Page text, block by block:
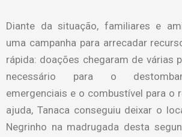
Diante da situação, familiares e
uma campanha para arrecadar
rápida: doações chegaram de várias
necessário para o
emergenciais e o combustível para o
ajuda, Tanaca conseguiu deixar o
Negrinho na madrugada desta